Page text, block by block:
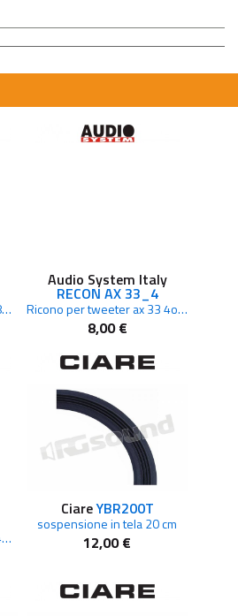
Ricono per tweeter az 33 8ohm
Audio System Italy
RECON AX 33_4
Ricono per tweeter ax 33 4ohm
8,00 €
Ricono per tweeter az 33 4ohm
CiareYBR200T
sospensione in tela 20 cm
12,00 €